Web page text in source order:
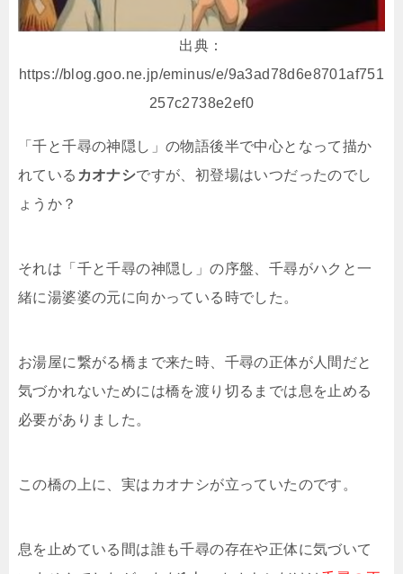
出典：
https://blog.goo.ne.jp/eminus/e/9a3ad78d6e8701af751
257c2738e2ef0
「千と千尋の神隠し」の物語後半で中心となって描か
れている カオナシですが、初登場はいつだったのでし
ょうか？
それは「千と千尋の神隠し」の序盤、千尋がハクと一
緒に湯婆婆の元に向かっている時でした。
お湯屋に繋がる橋まで来た時、千尋の正体が人間だと
気づかれないためには橋を渡り切るまでは息を止める
必要がありました。
この橋の上に、実はカオナシが立っていたのです。
息を止めている間は誰も千尋の存在や正体に気づいて